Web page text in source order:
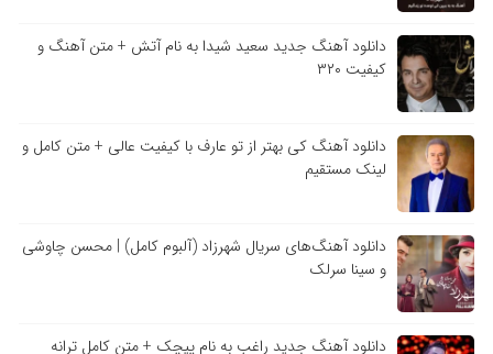
دانلود آهنگ جدید سعید شیدا به نام آتش + متن آهنگ و
کیفیت ۳۲۰
دانلود آهنگ کی بهتر از تو عارف با کیفیت عالی + متن کامل و
لینک مستقیم
دانلود آهنگ‌های سریال شهرزاد (آلبوم کامل) | محسن چاوشی
و سینا سرلک
دانلود آهنگ جدید راغب به نام پیچک + متن کامل ترانه